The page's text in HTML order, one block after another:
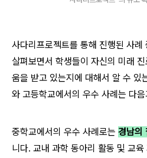
사다리프로젝트를 통해 진행된 사례
살펴보면서 학생들이 자신의 미래
움을 받고 있는지에 대해서 알 수 있
와 고등학교에서의 우수 사례는 다
중학교에서의 우수 사례로는 경남의
니다. 교내 과학 동아리 활동 및 교육